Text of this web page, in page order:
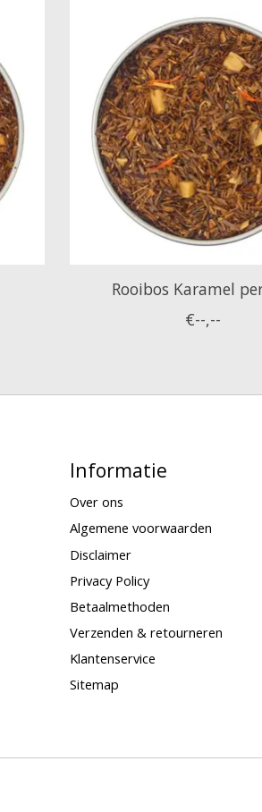
Rooibos Karamel
€--,--
Informatie
Over ons
Algemene voorwaarden
Disclaimer
Privacy Policy
Betaalmethoden
Verzenden & retourneren
Klantenservice
Sitemap